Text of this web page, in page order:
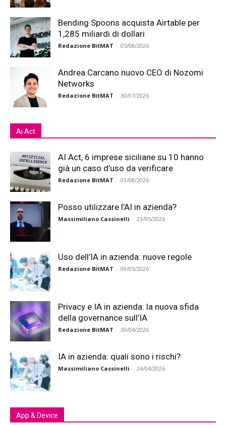
Bending Spoons acquista Airtable per
1,285 miliardi di dollari
Redazione BitMAT - 05/08/2026
Andrea Carcano nuovo CEO di Nozomi
Networks
Redazione BitMAT - 30/07/2026
Ai Act
AI Act, 6 imprese siciliane su 10 hanno
già un caso d’uso da verificare
Redazione BitMAT - 03/08/2026
Posso utilizzare l’AI in azienda?
Massimiliano Cassinelli - 23/05/2026
Uso dell’IA in azienda: nuove regole
Redazione BitMAT - 09/05/2026
Privacy e IA in azienda: la nuova sfida
della governance sull’IA
Redazione BitMAT - 30/04/2026
IA in azienda: quali sono i rischi?
Massimiliano Cassinelli - 24/04/2026
App & Device